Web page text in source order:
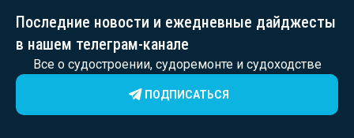
Последние новости и ежедневные дайджесты
в нашем телеграм-канале
Все о судостроении, судоремонте и судоходстве
ПОДПИСАТЬСЯ